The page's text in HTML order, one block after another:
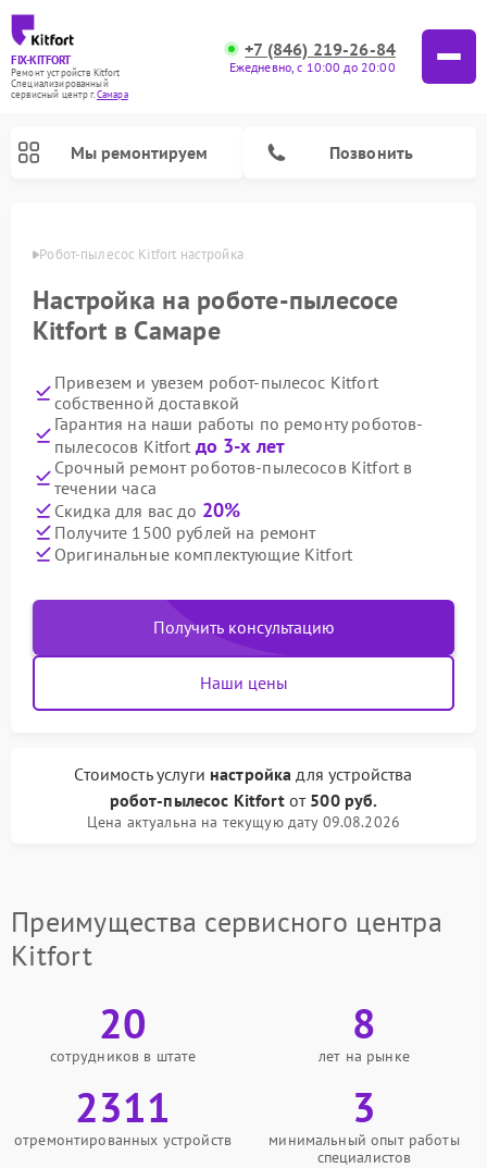
FIX-KITFORT
Ремонт устройств Kitfort
Специализированный
cервисный центр г.Самара
+7 (846) 219-26-84
Ежедневно, с 10:00 до 20:00
Мы ремонтируем Позвонить
Робот-пылесос Kitfort настройка
Настройка на роботе-пылесосе
Kitfort в Самаре
Привезем и увезем робот-пылесос Kitfort
собственной доставкой
Гарантия на наши работы по ремонту роботов-
пылесосов Kitfort до 3-х лет
Срочный ремонт роботов-пылесосов Kitfort в
течении часа
Скидка для вас до 20%
Получите 1500 рублей на ремонт
Оригинальные комплектующие Kitfort
Получить консультацию
Наши цены
Стоимость услуги настройка для устройства
робот-пылесос Kitfortот 500 руб.
Цена актуальна на текущую дату 09.08.2026
Преимущества сервисного центра
Kitfort
20
сотрудников в штате
8
лет на рынке
2311
отремонтированных устройств
3
минимальный опыт работы
специалистов